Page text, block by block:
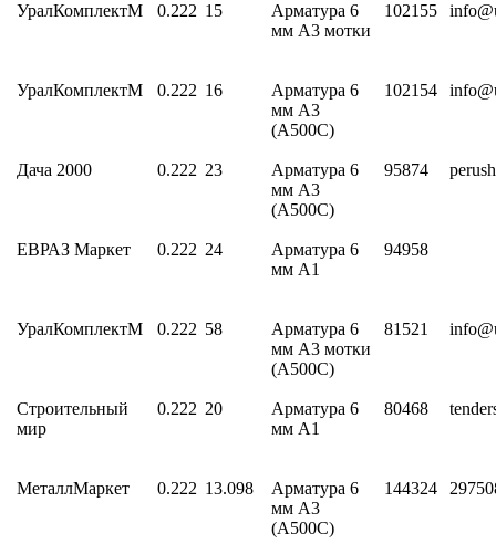
УралКомплектМ 0.222 15
Арматура 6
мм А3 мотки
102155
УралКомплектМ 0.222 16
Арматура 6
мм А3
(А500С)
102154
Дача 2000 0.222 23
Арматура 6
мм А3
(А500С)
95874
ЕВРАЗ Маркет 0.222 24
Арматура 6
мм А1
94958
УралКомплектМ 0.222 58
Арматура 6
мм А3 мотки
(А500С)
81521
Строительный
мир
0.222 20
Арматура 6
мм А1
80468
МеталлМаркет 0.222 13.098
Арматура 6
мм А3
(А500С)
144324